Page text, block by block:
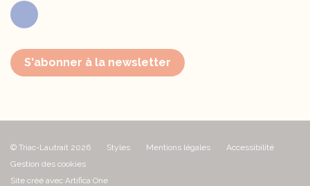
Facebook
S'abonner à la newsletter
© Triac-Lautrait 2026 Styles Mentions légales
Accessibilité
Gestion des cookies
Site créé avec Artifica One